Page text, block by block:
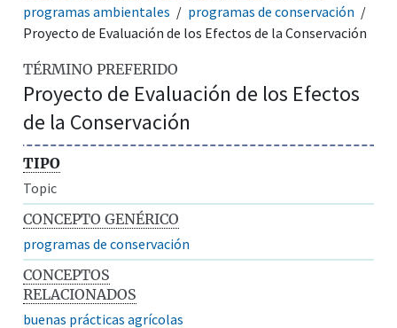
programas ambientales
programas de conservación
Proyecto de Evaluación de los Efectos de la Conservación
TÉRMINO PREFERIDO
Proyecto de Evaluación de los Efectos
de la Conservación
TIPO
Topic
CONCEPTO GENÉRICO
programas de conservación
CONCEPTOS
RELACIONADOS
buenas prácticas agrícolas